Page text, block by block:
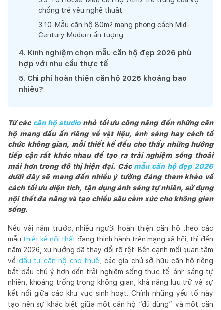
chồng trẻ yêu nghệ thuật
3.10. Mẫu căn hộ 80m2 mang phong cách Mid-
Century Modern ấn tượng
4. Kinh nghiệm chọn mẫu căn hộ đẹp 2026 phù
hợp với nhu cầu thực tế
5. Chi phí hoàn thiện căn hộ 2026 khoảng bao
nhiêu?
Từ các căn hộ studionhỏ tối ưu công năng đến những căn
hộ mang dấu ấn riêng về vật liệu, ánh sáng hay cách tổ
chức không gian, mỗi thiết kế đều cho thấy những hướng
tiếp cận rất khác nhau để tạo ra trải nghiệm sống thoải
mái hơn trong đô thị hiện đại. Các mẫu căn hộ đẹp 2026
dưới đây sẽ mang đến nhiều ý tưởng đáng tham khảo về
cách tối ưu diện tích, tận dụng ánh sáng tự nhiên, sử dụng
nội thất đa năng và tạo chiều sâu cảm xúc cho không gian
sống.
Nếu vài năm trước, nhiều người hoàn thiện căn hộ theo các
mẫu thiết kế nội thất đang thịnh hành trên mạng xã hội, thì đến
năm 2026, xu hướng đã thay đổi rõ rệt. Bên cạnh mối quan tâm
về đầu tư căn hộ cho thuê , các gia chủ sở hữu căn hộ riêng
bắt đầu chú ý hơn đến trải nghiệm sống thực tế: ánh sáng tự
nhiên, khoảng trống trong không gian, khả năng lưu trữ và sự
kết nối giữa các khu vực sinh hoạt. Chính những yếu tố này
tạo nên sự khác biệt giữa một căn hộ “đủ dùng” và một căn